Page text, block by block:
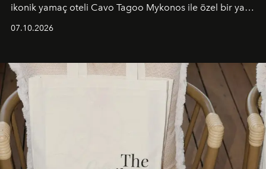
ikonik yamaç oteli Cavo Tagoo Mykonos ile özel bir yaz
buluşturarak markanın Cavo Tagoo’daki varlığını
sürükleyici ve mevsime özel bir deneyime dönüştürüyor.
07.10.2026